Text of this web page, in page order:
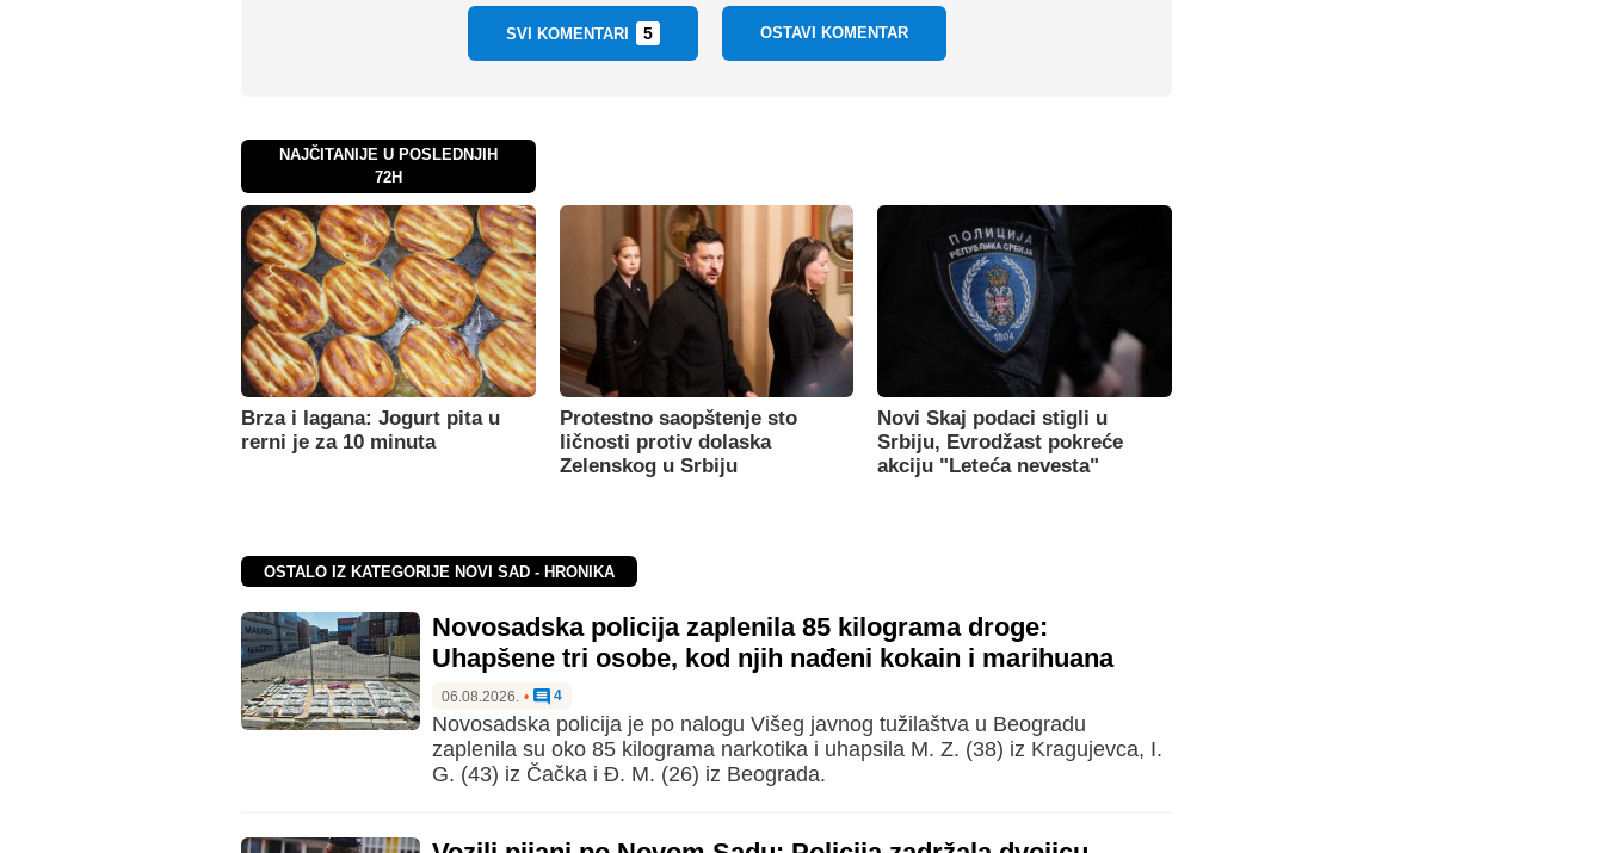
SVI KOMENTARI 5 OSTAVI KOMENTAR
NAJČITANIJE U POSLEDNJIH
72H
Brza i lagana: Jogurt pita u
rerni je za 10 minuta
Protestno saopštenje sto
ličnosti protiv dolaska
Zelenskog u Srbiju
Novi Skaj podaci stigli u
Srbiju, Evrodžast pokreće
akciju "Leteća nevesta"
OSTALO IZ KATEGORIJE NOVI SAD - HRONIKA
Novosadska policija zaplenila 85 kilograma droge:
Uhapšene tri osobe, kod njih nađeni kokain i marihuana
06.08.2026. • 4
Novosadska policija je po nalogu Višeg javnog tužilaštva u Beogradu
zaplenila su oko 85 kilograma narkotika i uhapsila M. Z. (38) iz Kragujevca, I.
G. (43) iz Čačka i Đ. M. (26) iz Beograda.